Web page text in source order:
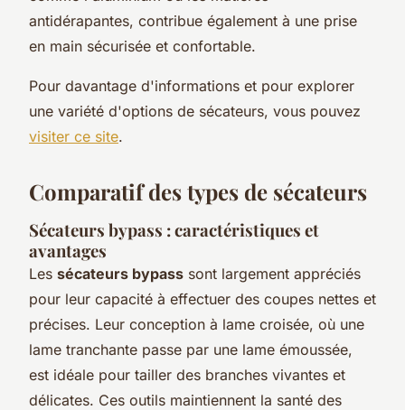
antidérapantes, contribue également à une prise
en main sécurisée et confortable.
Pour davantage d'informations et pour explorer
une variété d'options de sécateurs, vous pouvez
visiter ce site.
Comparatif des types de sécateurs
Sécateurs bypass : caractéristiques et
avantages
Les sécateurs bypass sont largement appréciés
pour leur capacité à effectuer des coupes nettes et
précises. Leur conception à lame croisée, où une
lame tranchante passe par une lame émoussée,
est idéale pour tailler des branches vivantes et
délicates. Ces outils maintiennent la santé des